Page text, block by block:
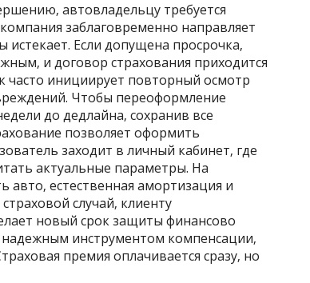
автовладельцу требуется
заблаговременно направляет
Если допущена просрочка‚
и договор страхования приходится
часто инициирует повторный осмотр
Чтобы переоформление
до дедлайна‚ сохранив все
позволяет оформить
заходит в личный кабинет‚ где
актуальные параметры. На
естественная амортизация и
случай‚ клиенту
новый срок защиты финансово
инструментом компенсации‚
премия оплачивается сразу‚ но